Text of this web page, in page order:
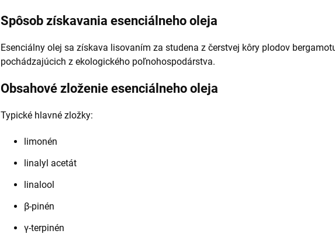
Spôsob získavania esenciálneho oleja
Esenciálny olej sa získava lisovaním za studena z čerstvej kôry plodov
pochádzajúcich z ekologického poľnohospodárstva.
Obsahové zloženie esenciálneho oleja
Typické hlavné zložky:
limonén
linalyl acetát
linalool
β-pinén
γ-terpinén